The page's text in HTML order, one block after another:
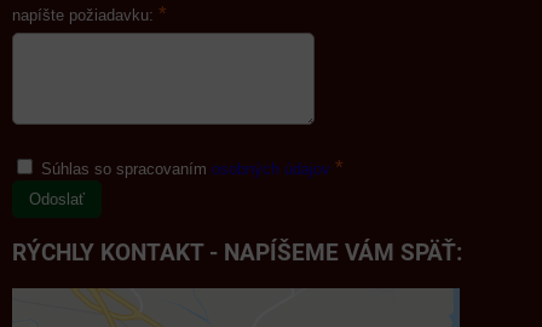
napíšte požiadavku: *
Súhlas so spracovaním osobných údajov *
Odoslať
RÝCHLY KONTAKT - NAPÍŠEME VÁM SPÄŤ: